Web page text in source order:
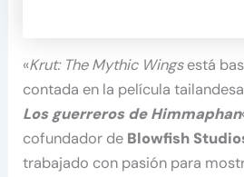
«Krut: The Mythic Wingsestá
contada en la película
Los guerreros de Himmaphan
cofundador de Blowfish
trabajado con pasión para